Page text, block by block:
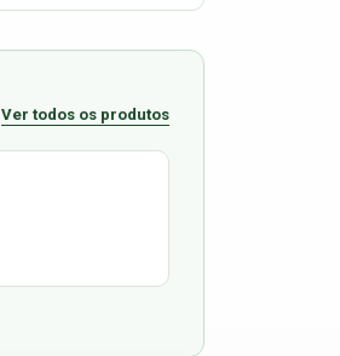
Ver todos os produtos